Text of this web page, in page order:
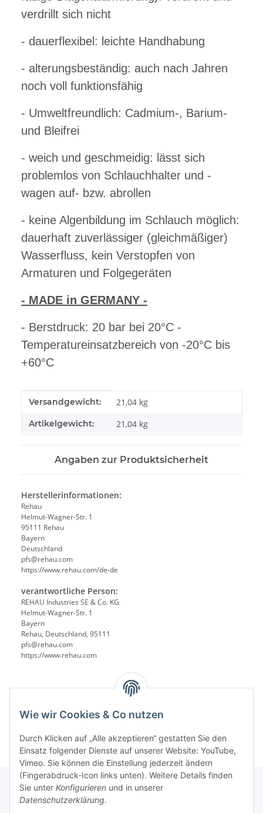
Wie wir Cookies & Co nutzen
Durch Klicken auf „Alle akzeptieren“ gestatten Sie den
Einsatz folgender Dienste auf unserer Website: YouTube,
Vimeo. Sie können die Einstellung jederzeit ändern
(Fingerabdruck-Icon links unten). Weitere Details finden
Sie unter Konfigurieren und in unserer
Datenschutzerklärung.
verdrillt sich nicht
- dauerflexibel: leichte Handhabung
- alterungsbeständig: auch nach Jahren
noch voll funktionsfähig
- Umweltfreundlich: Cadmium-, Barium-
und Bleifrei
- weich und geschmeidig: lässt sich
problemlos von Schlauchhalter und -
wagen auf- bzw. abrollen
- keine Algenbildung im Schlauch möglich:
dauerhaft zuverlässiger (gleichmäßiger)
Wasserfluss, kein Verstopfen von
Armaturen und Folgegeräten
- MADE in GERMANY -
- Berstdruck: 20 bar bei 20°C -
Temperatureinsatzbereich von -20°C bis
+60°C
Produkteigenschaft
Wert
Versandgewicht: 21,04 kg
Artikelgewicht: 21,04 kg
Angaben zur Produktsicherheit
Herstellerinformationen:
Rehau
Helmut-Wagner-Str. 1
95111 Rehau
Bayern
Deutschland
pfs@rehau.com
https://www.rehau.com/de-de
verantwortliche Person:
REHAU Industries SE & Co. KG
Helmut-Wagner-Str. 1
Bayern
Rehau, Deutschland, 95111
pfs@rehau.com
https://www.rehau.com